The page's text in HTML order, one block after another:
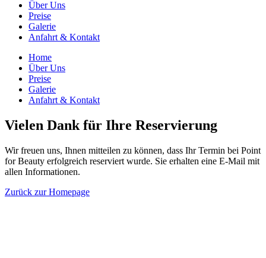
Über Uns
Preise
Galerie
Anfahrt & Kontakt
Home
Über Uns
Preise
Galerie
Anfahrt & Kontakt
Vielen Dank für Ihre Reservierung
Wir freuen uns, Ihnen mitteilen zu können, dass Ihr Termin bei Point
for Beauty erfolgreich reserviert wurde. Sie erhalten eine E-Mail mit
allen Informationen.
Zurück zur Homepage